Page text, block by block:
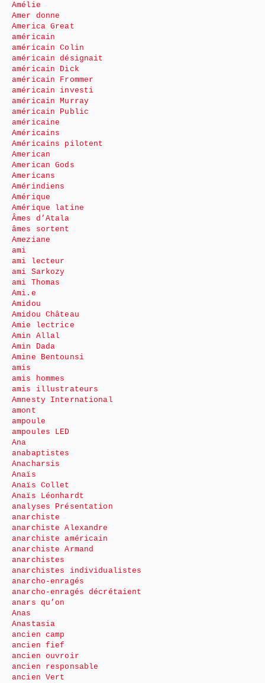
Amélie
Amer donne
America Great
américain
américain Colin
américain désignait
américain Dick
américain Frommer
américain investi
américain Murray
américain Public
américaine
Américains
Américains pilotent
American
American Gods
Americans
Amérindiens
Amérique
Amérique latine
Âmes d’Atala
âmes sortent
Ameziane
ami
ami lecteur
ami Sarkozy
ami Thomas
Ami.e
Amidou
Amidou Château
Amie lectrice
Amin Allal
Amin Dada
Amine Bentounsi
amis
amis hommes
amis illustrateurs
Amnesty International
amont
ampoule
ampoules LED
Ana
anabaptistes
Anacharsis
Anaïs
Anaïs Collet
Anaïs Léonhardt
analyses Présentation
anarchiste
anarchiste Alexandre
anarchiste américain
anarchiste Armand
anarchistes
anarchistes individualistes
anarcho-enragés
anarcho-enragés décrétaient
anars qu’on
Anas
Anastasia
ancien camp
ancien fief
ancien ouvroir
ancien responsable
ancien Vert